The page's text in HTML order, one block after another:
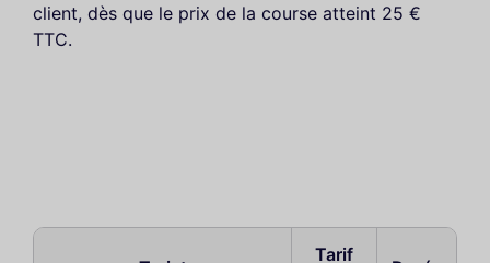
client, dès que le prix de la course atteint 25 €
TTC.
Tarif